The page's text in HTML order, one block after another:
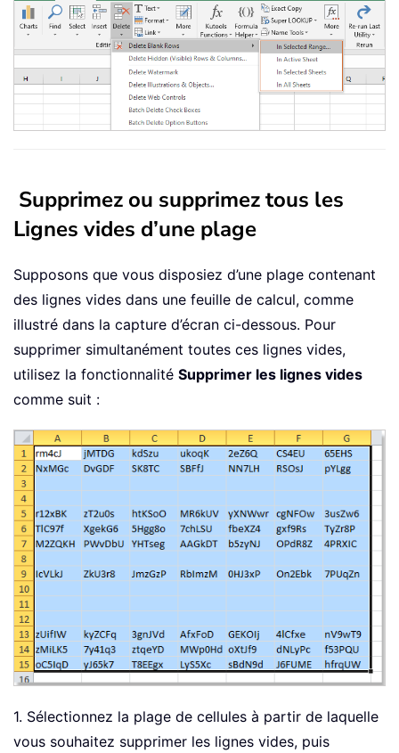
Supprimez ou supprimez tous les
Lignes vides d’une plage
Supposons que vous disposiez d’une plage contenant
des lignes vides dans une feuille de calcul, comme
illustré dans la capture d’écran ci-dessous. Pour
supprimer simultanément toutes ces lignes vides,
utilisez la fonctionnalité Supprimer les lignes vides
comme suit :
1. Sélectionnez la plage de cellules à partir de laquelle
vous souhaitez supprimer les lignes vides, puis